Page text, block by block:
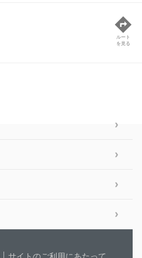
ルート
を見る